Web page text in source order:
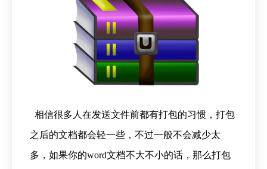
相信很多人在发送文件前都有打包的习惯，打包
之后的文档都会轻一些，不过一般不会减少太
多，如果你的word文档不大不小的话，那么打包